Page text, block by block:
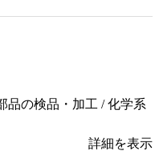
品の検品・加工 / 化学系
詳細を表示